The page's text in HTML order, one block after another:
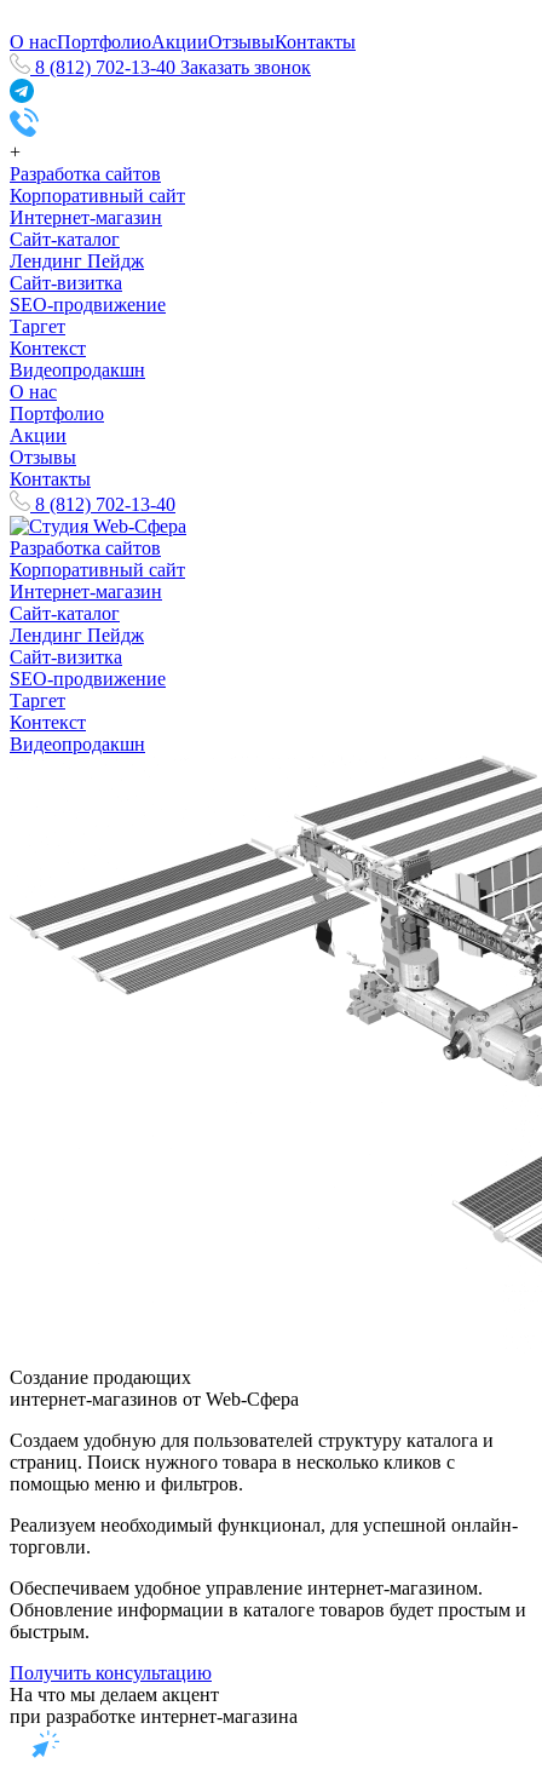
О насПортфолиоАкцииОтзывыКонтакты
8 (812) 702-13-40 Заказать звонок
+
Разработка сайтов
Корпоративный сайт
Интернет-магазин
Сайт-каталог
Лендинг Пейдж
Сайт-визитка
SEO-продвижение
Таргет
Контекст
Видеопродакшн
О нас
Портфолио
Акции
Отзывы
Контакты
8 (812) 702-13-40
Разработка сайтов
Корпоративный сайт
Интернет-магазин
Сайт-каталог
Лендинг Пейдж
Сайт-визитка
SEO-продвижение
Таргет
Контекст
Видеопродакшн
Создание продающих
интернет-магазинов от Web-Сфера
Cоздаем удобную для пользователей структуру каталога и
страниц. Поиск нужного товара в несколько кликов с
помощью меню и фильтров.
Реализуем необходимый функционал, для успешной онлайн-
торговли.
Обеспечиваем удобное управление интернет-магазином.
Обновление информации в каталоге товаров будет простым и
быстрым.
Получить консультацию
На что мы делаем акцент
при разработке интернет-магазина